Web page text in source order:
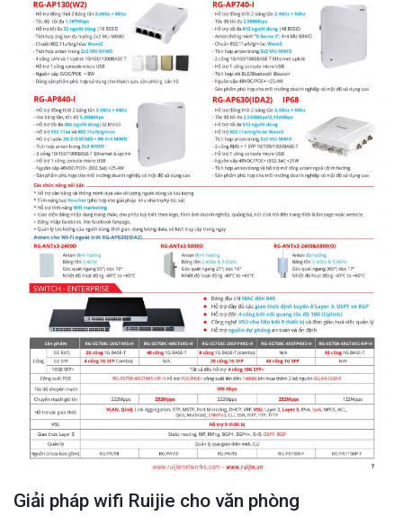
Giải pháp wifi Ruijie cho văn phòng